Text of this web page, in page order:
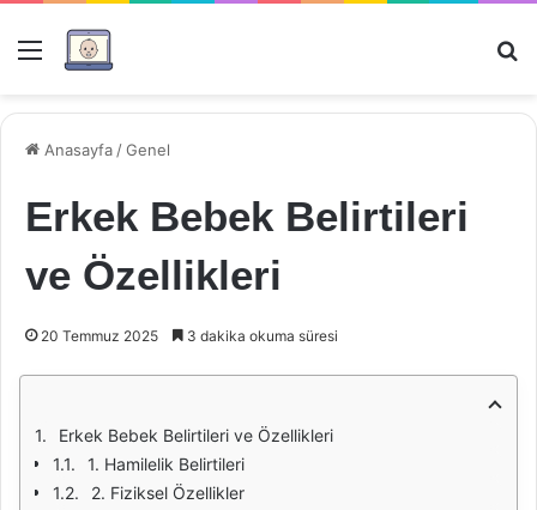
Menü
Anasayfa /Genel
Erkek Bebek Belirtileri
ve Özellikleri
20 Temmuz 2025 3 dakika okuma süresi
Erkek Bebek Belirtileri ve Özellikleri
1. Hamilelik Belirtileri
2. Fiziksel Özellikler